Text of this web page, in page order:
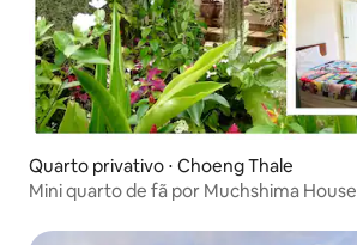
Quarto privativo ⋅ Choeng Thale
Mini quarto de fã por Muchshima House